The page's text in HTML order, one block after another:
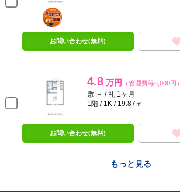
ポンタ
部屋
お問い合わせ(無料)
4.8 万円 （管理費等6,000円）
敷 － / 礼 1ヶ月
1階 / 1K / 19.87㎡
お問い合わせ(無料)
もっと見る